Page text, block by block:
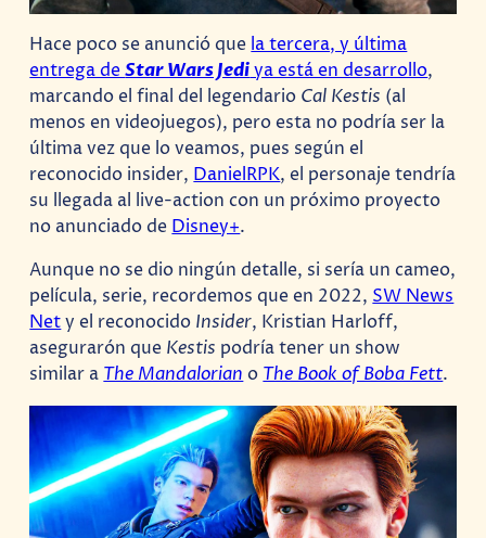
Hace poco se anunció que la tercera, y última
entrega deStar Wars Jediya está en desarrollo,
marcando el final del legendario Cal Kestis (al
menos en videojuegos), pero esta no podría ser la
última vez que lo veamos, pues según el
reconocido insider, DanielRPK, el personaje tendría
su llegada al live-action con un próximo proyecto
no anunciado de Disney+.
Aunque no se dio ningún detalle, si sería un cameo,
película, serie, recordemos que en 2022, SW News
Nety el reconocido Insider, Kristian Harloff,
asegurarón que Kestis podría tener un show
similar a The Mandalorian o The Book of Boba Fett.